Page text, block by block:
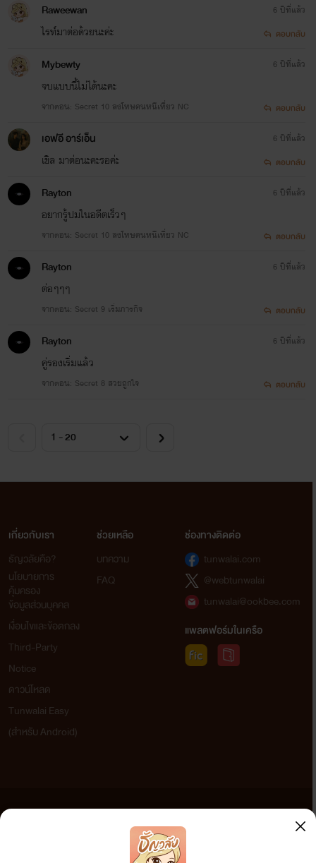
กันตั้งแต่มอต้นจนย้ายไปเรียนต่อที่เมืองนอกด้วยกัน
เรื่องราวความรักของมาเฟียหนุ่มหน้าหวานกับสาวเย็นชาจะ
ลงเอยอย่างไร เมื่อทั้งคู่ต้องมาอยู่ด้วยกัน โดยถูกแม่ของทั้งสอง
วางแผน ความแสบ ความซ่าส์ และความหน้ามึนของหนุ่ม
เพลย์บอยจะสามารถปราบหัวใจที่ด้านชาของเธอได้หรือไม่ ความ
ลับที่เธอไม่เคยบอกใครและไม่มีใครรู้คืออะไรกันแน่
Raweewan
ไรท์มาต่อด้วยนะค่ะ
6 ปีที่แล้ว
ตอบกลับ
Mybewty
จบแบบนี้ไม่ได้นะคะ
จากตอน: Secret 10 ลงโทษคนหนีเที่ยว NC
6 ปีที่แล้ว
ตอบกลับ
เอฟอี อาร์เอ็น
เขิล มาต่อนะคะรอค่ะ
6 ปีที่แล้ว
ตอบกลับ
Rayton
อยากรู้ปมในอดีตเร็วๆ
จากตอน: Secret 10 ลงโทษคนหนีเที่ยว NC
6 ปีที่แล้ว
ตอบกลับ
Rayton
ต่อๆๆๆ
จากตอน: Secret 9 เริ่มภารกิจ
6 ปีที่แล้ว
ตอบกลับ
Rayton
คู่รองเริ่มแล้ว
จากตอน: Secret 8 สวยถูกใจ
6 ปีที่แล้ว
ตอบกลับ
เกี่ยวกับเรา
ธัญวลัยคือ?
นโยบายการ
คุ้มครอง
ข้อมูลส่วนบุคคล
เงื่อนไขและข้อตกลง
Third-Party
Notice
ดาวน์โหลด
Tunwalai Easy
(สำหรับ Android)
ช่วยเหลือ
บทความ
FAQ
ช่องทางติดต่อ
tunwalai.com
@webtunwalai
tunwalai@ookbee.com
แพลตฟอร์มในเครือ
เว็บไซต์แห่งนี้ไม่ได้เห็นด้วยและไม่ขอรับผิดชอบต่อข้อความใดๆ ทั้งสิ้น ดังนั้นผู้อ่านทุกท่านโปรดใช้
วิจารณญาณในการกลั่นกรองด้วยตนเอง และหากท่านพบข้อความใดๆ ที่ขัดต่อกฎหมายและศีลธรรม